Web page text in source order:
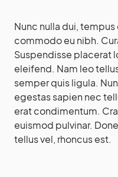
Nunc nulla dui,
commodo eu nibh.
Suspendisse placerat
eleifend. Nam leo
semper quis ligula.
egestas sapien nec
erat condimentum.
euismod pulvinar.
tellus vel, rhoncus est.